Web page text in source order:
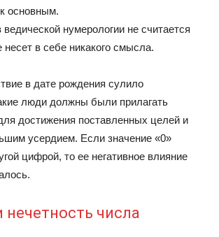
основным.
нумерологии не считается
несет в себе никакого смысла.
в дате рождения сулило
люди должны были прилагать
достижения поставленных целей и
усердием. Если значение «0»
цифрой, то ее негативное влияние
нечетность числа